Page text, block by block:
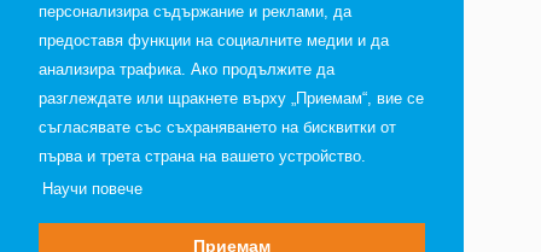
персонализира съдържание и реклами, да
предоставя функции на социалните медии и да
анализира трафика. Ако продължите да
разглеждате или щракнете върху „Приемам“, вие се
съгласявате със съхраняването на бисквитки от
първа и трета страна на вашето устройство.
Научи повече
Приемам